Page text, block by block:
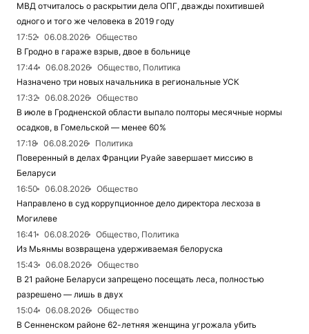
МВД отчиталось о раскрытии дела ОПГ, дважды похитившей
одного и того же человека в 2019 году
17:52
06.08.2026
Общество
В Гродно в гараже взрыв, двое в больнице
17:44
06.08.2026
Общество, Политика
Назначено три новых начальника в региональные УСК
17:32
06.08.2026
Общество
В июле в Гродненской области выпало полторы месячные нормы
осадков, в Гомельской — менее 60%
17:18
06.08.2026
Политика
Поверенный в делах Франции Руайе завершает миссию в
Беларуси
16:50
06.08.2026
Общество
Направлено в суд коррупционное дело директора лесхоза в
Могилеве
16:41
06.08.2026
Общество, Политика
Из Мьянмы возвращена удерживаемая белоруска
15:43
06.08.2026
Общество
В 21 районе Беларуси запрещено посещать леса, полностью
разрешено — лишь в двух
15:04
06.08.2026
Общество
В Сенненском районе 62-летняя женщина угрожала убить